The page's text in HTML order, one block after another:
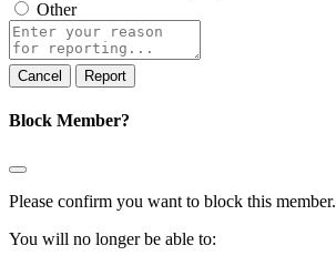
Other
Report
note
Report
Block Member?
Please confirm you want to block this member.
You will no longer be able to: